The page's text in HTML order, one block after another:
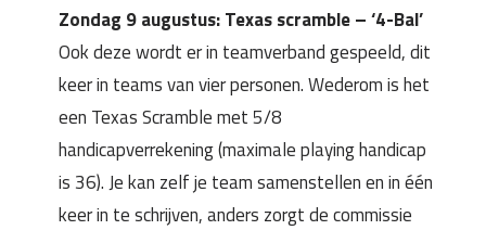
Zondag 9 augustus: Texas scramble – ‘4-Bal’
Ook deze wordt er in teamverband gespeeld, dit
keer in teams van vier personen. Wederom is het
een Texas Scramble met 5/8
handicapverrekening (maximale playing handicap
is 36). Je kan zelf je team samenstellen en in één
keer in te schrijven, anders zorgt de commissie